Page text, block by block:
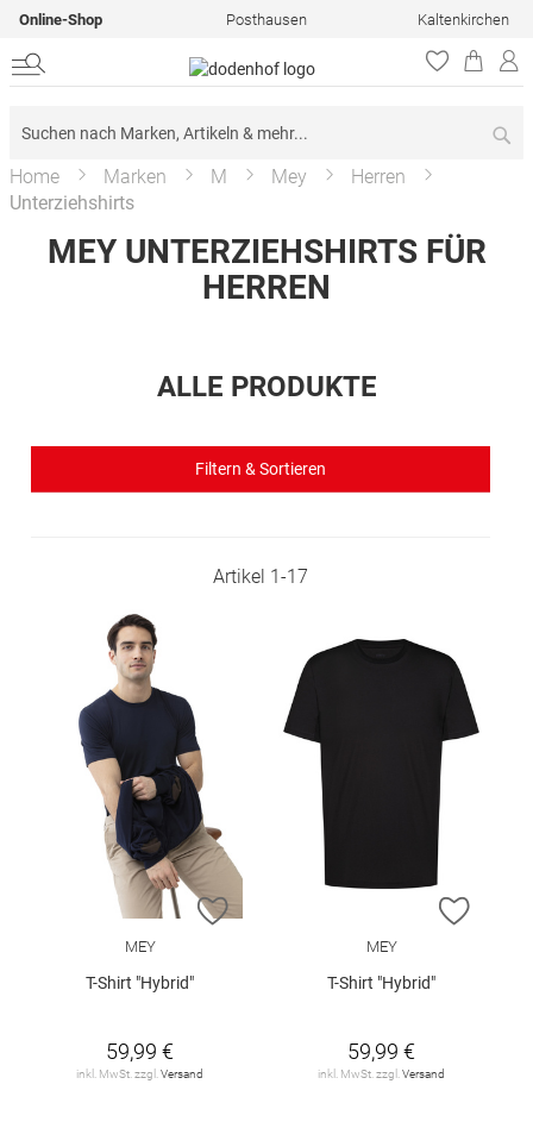
Online-Shop Posthausen Kaltenkirchen
Home Marken M Mey
Herren
Unterziehshirts
MEY UNTERZIEHSHIRTS FÜR
HERREN
ALLE PRODUKTE
Filtern & Sortieren
Artikel 1-17
ZUR WUNSCHLISTE HINZUFÜGEN
MEY
T-Shirt "Hybrid"
59,99 €
inkl. MwSt. zzgl. Versand
ZUR
MEY
T-Shirt "Hybrid"
59,99 €
inkl. MwSt. zzgl. Versand